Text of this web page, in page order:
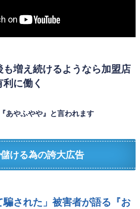
増え続けるようなら加盟店
に働く
あやふやや』と言われます
ける為の誇大広告
騙された」被害者が語る『お